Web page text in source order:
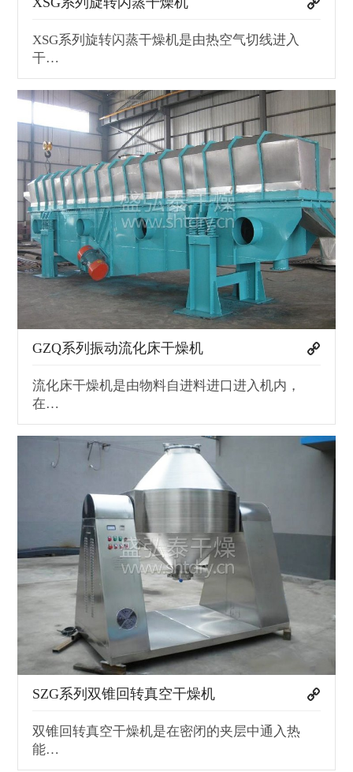
XSG系列旋转闪蒸干燥机是由热空气切线进入
干…
GZQ系列振动流化床干燥机
流化床干燥机是由物料自进料进口进入机内，
在…
SZG系列双锥回转真空干燥机
双锥回转真空干燥机是在密闭的夹层中通入热
能…